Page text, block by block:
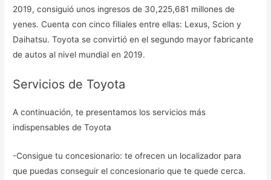
2019, consiguió unos ingresos de 30,225,681 millones de
yenes. Cuenta con cinco filiales entre ellas: Lexus, Scion y
Daihatsu. Toyota se convirtió en el segundo mayor fabricante
de autos al nivel mundial en 2019.
Servicios de Toyota
A continuación, te presentamos los servicios más
indispensables de Toyota
-Consigue tu concesionario: te ofrecen un localizador para
que puedas conseguir el concesionario que te quede cerca.